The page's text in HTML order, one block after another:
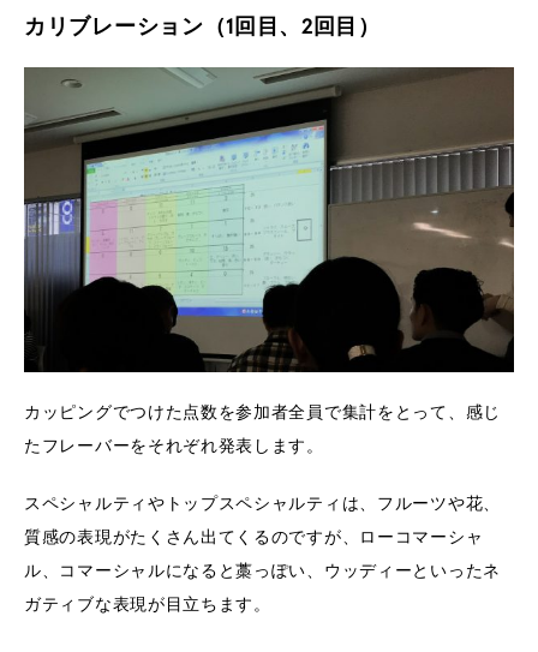
カリブレーション（1回目、2回目）
カッピングでつけた点数を参加者全員で集計をとって、感じ
たフレーバーをそれぞれ発表します。
スペシャルティやトップスペシャルティは、フルーツや花、
質感の表現がたくさん出てくるのですが、ローコマーシャ
ル、コマーシャルになると藁っぽい、ウッディーといったネ
ガティブな表現が目立ちます。